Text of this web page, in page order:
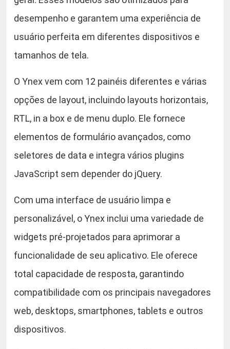
desempenho e garantem uma experiência de
usuário perfeita em diferentes dispositivos e
tamanhos de tela.
O Ynex vem com 12 painéis diferentes e várias
opções de layout, incluindo layouts horizontais,
RTL, in a box e de menu duplo. Ele fornece
elementos de formulário avançados, como
seletores de data e integra vários plugins
JavaScript sem depender do jQuery.
Com uma interface de usuário limpa e
personalizável, o Ynex inclui uma variedade de
widgets pré-projetados para aprimorar a
funcionalidade de seu aplicativo. Ele oferece
total capacidade de resposta, garantindo
compatibilidade com os principais navegadores
web, desktops, smartphones, tablets e outros
dispositivos.